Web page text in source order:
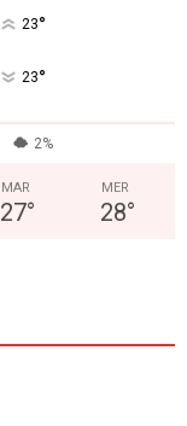
23°
23°
2%
MAR
27°
MER
28°